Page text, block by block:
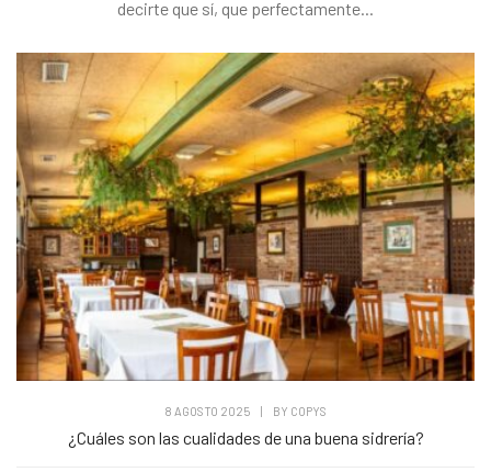
decirte que sí, que perfectamente...
8 AGOSTO 2025 | BY COPYS
¿Cuáles son las cualidades de una buena sidrería?